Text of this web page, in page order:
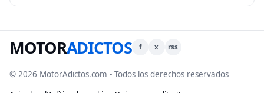
MOTORADICTOS f x rss
© 2026 MotorAdictos.com - Todos los derechos reservados